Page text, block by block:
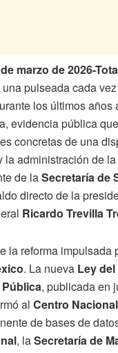
marzo de 2026-
pulseada cada
los últimos
evidencia pública
concretas de una
administración de
de laSecretaría de
directo de la
Ricardo Trevilla
la reforma
. La nueva Ley
, publicada en
al Centro
de bases de
, laSecretaría de